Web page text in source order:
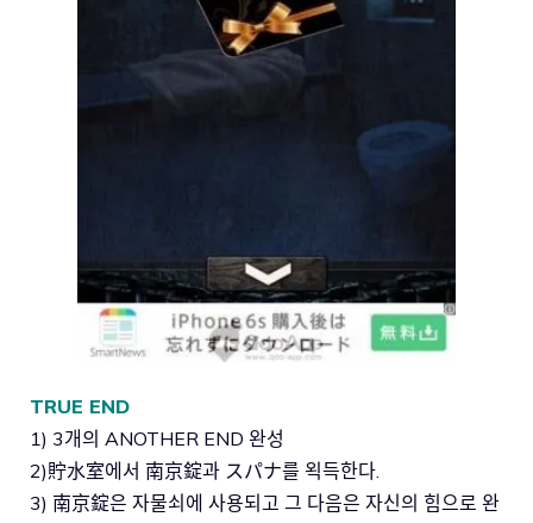
TRUE END
1) 3개의 ANOTHER END 완성
2)貯水室에서 南京錠과 スパナ를 왹득한다.
3) 南京錠은 자물쇠에 사용되고 그 다음은 자신의 힘으로 완